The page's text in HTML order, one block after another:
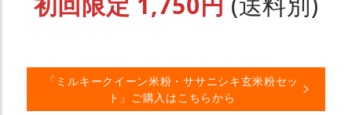
「ミルキークイーン米粉・ササニシキ玄米粉セッ
ト」ご購入はこちらから